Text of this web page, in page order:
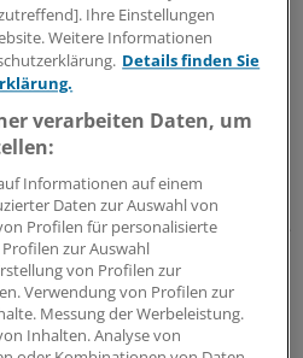
in anderen Orten
am Sonnabend. Sie
mit viel Papierkram
abwehren und lernen, in
Für viele Hausärzte ist das
beeindruckend, findet
zu, dass ihm der Alltag
er gekommen ist, diese Lücke
ausgerechnet eine
wie die Frau von Karl-Heinz
für einen da, wenn man sie
die Berndts schon seit
Ihre Einstellungen
Weitere Informationen
Details finden Sie
verarbeiten Daten, um
Informationen auf einem
Daten zur Auswahl von
Profilen für personalisierte
zur Auswahl
von Profilen zur
Verwendung von Profilen zur
Messung der Werbeleistung.
Inhalten. Analyse von